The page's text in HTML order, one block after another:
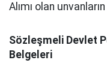
Alımı olan
Sözleşmeli Devlet
Belgeleri